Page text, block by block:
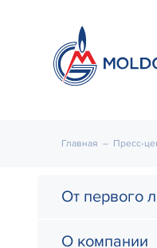
Главная – Пресс-
От первого
О компании